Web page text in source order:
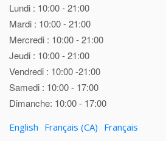
Lundi : 10:00 - 21:00
Mardi : 10:00 - 21:00
Mercredi : 10:00 - 21:00
Jeudi : 10:00 - 21:00
Vendredi : 10:00 -21:00
Samedi : 10:00 - 17:00
Dimanche: 10:00 - 17:00
English Français (CA) Français